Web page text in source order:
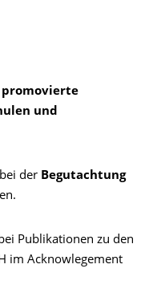
promovierte
und
der Begutachtung
Publikationen zu den
im Acknowlegement